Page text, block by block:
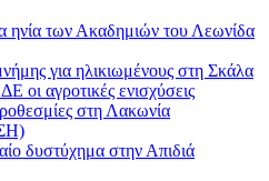
ηνία των Ακαδημιών του Λεωνίδα
για ηλικιωμένους στη Σκάλα
οι αγροτικές ενισχύσεις
στη Λακωνία
δυστύχημα στην Απιδιά